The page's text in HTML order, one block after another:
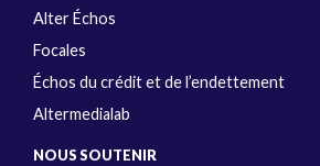
Alter Échos
Focales
Échos du crédit et de l’endettement
Altermedialab
NOUS SOUTENIR